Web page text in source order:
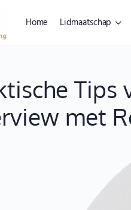
Home Lidmaatschap
met